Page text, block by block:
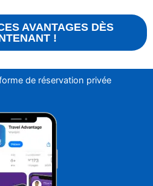
AVANTAGES DÈS
!
de réservation privée